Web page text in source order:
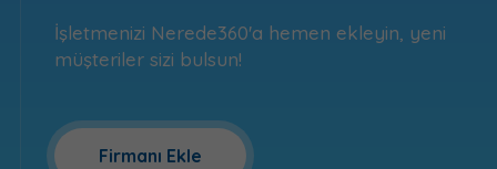
İşletmenizi Nerede360'a hemen ekleyin, yeni
müşteriler sizi bulsun!
Firmanı Ekle